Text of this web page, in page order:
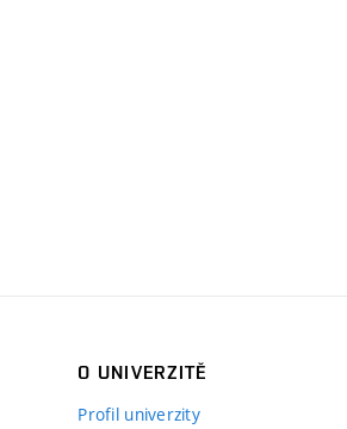
O UNIVERZITĚ
Profil univerzity